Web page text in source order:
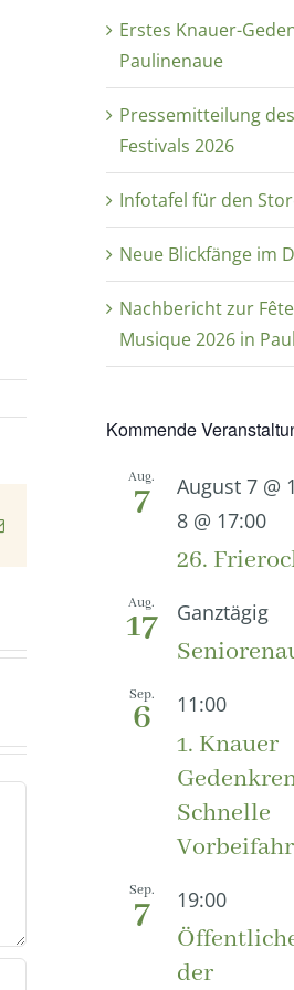
E-
Erstes Knauer-
Paulinenaue
Pressemitteilung
Festivals 2026
Infotafel für den
Neue Blickfänge im
Nachbericht zur
Musique 2026 in
Kommende
Aug.
7 August 7 @
8 @ 17:00
26.
Aug.
17 Ganztägig
Sep.
6 11:00
1. Knauer
Schnelle
Sep.
7 19:00
der